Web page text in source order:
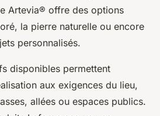
Artevia® offre des options
la pierre naturelle ou encore
personnalisés.
disponibles permettent
aux exigences du lieu,
allées ou espaces publics.